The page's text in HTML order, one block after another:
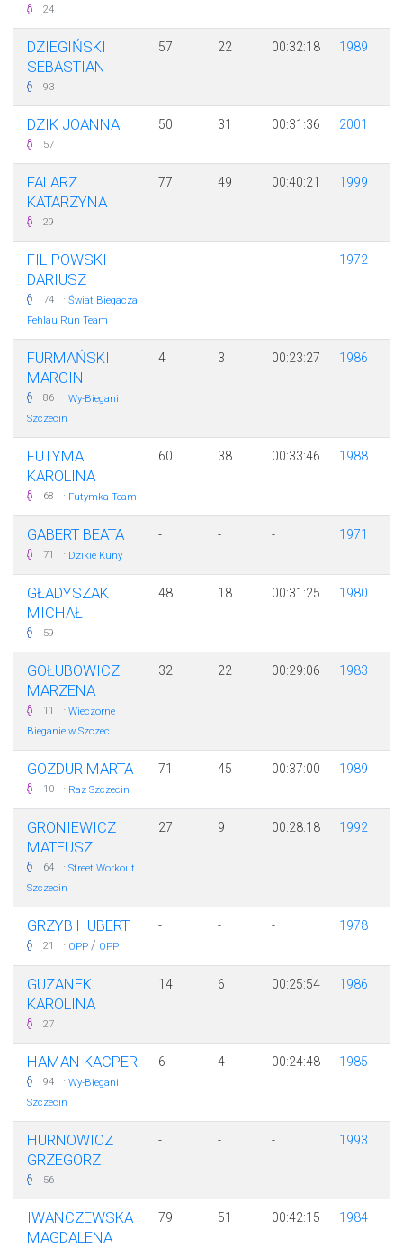
24
DZIEGIŃSKI
SEBASTIAN
93
57 22 00:32:18 1989
DZIK JOANNA
57
50 31 00:31:36 2001
FALARZ
KATARZYNA
29
77 49 00:40:21 1999
FILIPOWSKI
DARIUSZ
74 · Świat Biegacza
Fehlau Run Team
- - - 1972
FURMAŃSKI
MARCIN
86 · Wy-Biegani
Szczecin
4 3 00:23:27 1986
FUTYMA
KAROLINA
68 · Futymka Team
60 38 00:33:46 1988
GABERT BEATA
71 · Dzikie Kuny
- - - 1971
GŁADYSZAK
MICHAŁ
59
48 18 00:31:25 1980
GOŁUBOWICZ
MARZENA
11 · Wieczorne
Bieganie w Szczec...
32 22 00:29:06 1983
GOZDUR MARTA
10 · Raz Szczecin
71 45 00:37:00 1989
GRONIEWICZ
MATEUSZ
64 · Street Workout
Szczecin
27 9 00:28:18 1992
GRZYB HUBERT
21 · OPP / OPP
- - - 1978
GUZANEK
KAROLINA
27
14 6 00:25:54 1986
HAMAN KACPER
94 · Wy-Biegani
Szczecin
6 4 00:24:48 1985
HURNOWICZ
GRZEGORZ
56
- - - 1993
IWANCZEWSKA
MAGDALENA
79 51 00:42:15 1984